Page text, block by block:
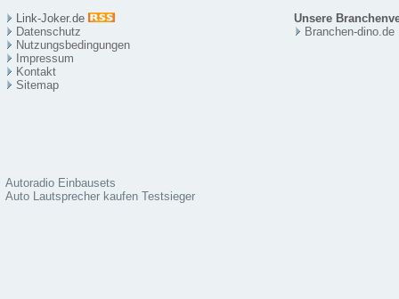
Link-Joker.de
Unsere
Datenschutz
Nutzungsbedingungen
Impressum
Kontakt
Sitemap
Branchen-dino.de
Autoradio Einbausets
Auto Lautsprecher kaufen Testsieger